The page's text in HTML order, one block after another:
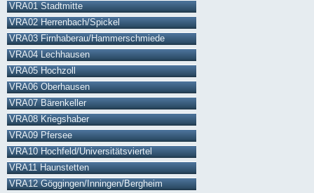
VRA01 Stadtmitte
VRA02 Herrenbach/Spickel
VRA03 Firnhaberau/Hammerschmiede
VRA04 Lechhausen
VRA05 Hochzoll
VRA06 Oberhausen
VRA07 Bärenkeller
VRA08 Kriegshaber
VRA09 Pfersee
VRA10 Hochfeld/Universitätsviertel
VRA11 Haunstetten
VRA12 Göggingen/Inningen/Bergheim